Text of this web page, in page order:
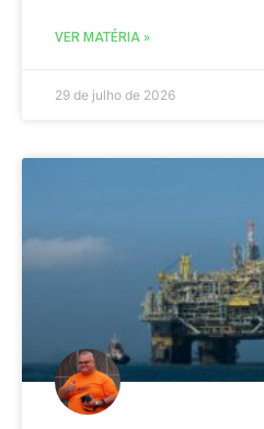
VER MATÉRIA »
29 de julho de 2026